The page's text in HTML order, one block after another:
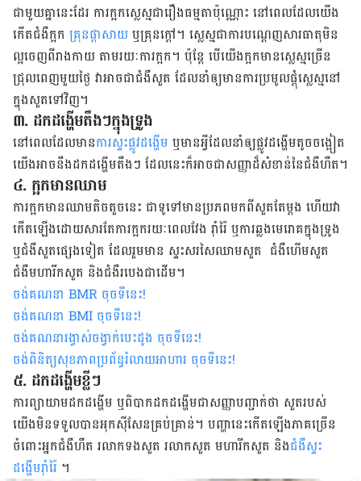
ជាមួយ​គ្នា​នេះ​ដែរ​ ការ​ក្អក​ស្លេស្ម​​ជា​រឿង​ធម្មតា​ប៉ុណ្ណោះ​ នៅ​ពេល​ដែល​យើង​
កើត​ជំងឺ​ក្អក​ គ្រុន​ផ្ដាសាយ​ ឬ​គ្រុន​ក្ដៅ​។ ស្លេស្ម​ជា​​ការ​បណ្ដេញ​សារធាតុ​មិន​
ល្អ​ចេញ​ពី​រាងកាយ​ ​តាម​រយៈ​ការ​ក្អក។​ ប៉ុន្តែ បើ​យើង​ក្អក​មាន​ស្លេស្ម​ច្រើន​
ជ្រុល​​ពេញ​មួយ​ថ្ងៃ វា​អាច​ជា​​ជំងឺ​សួត ដែល​នាំ​ឲ្យ​មាន​ការ​ប្រមូលផ្ដុំ​ស្លេស្ម​នៅ​
ក្នុង​សួត​​ទៅ​វិញ​។
៣. ដកដង្ហើម​តឹង​ៗ​ក្នុង​ទ្រូង​
នៅ​ពេល​ដែល​មាន​ការ​ស្ទះ​ផ្លូវ​ដង្ហើម​ ឬ​មាន​អ្វី​ដែល​នាំ​ឲ្យ​ផ្លូវ​ដង្ហើម​តូច​ចង្អៀត​
យើង​អាច​នឹង​ដកដង្ហើម​តឹង​ៗ ដែល​នេះ​ក៏​អាច​ជា​សញ្ញា​ដ៏​​​សំខាន់​នៃ​ជំងឺ​ហឺត​។
៤. ក្អក​មាន​ឈាម
ការ​ក្អក​មាន​ឈាម​តិចតួច​នេះ ជា​ទូទៅ​មាន​ប្រភព​មក​ពី​សួត​តែ​ម្ដង ហើយ​វា​
កើត​ឡើង​ដោយ​សារ​តែ​ការ​ក្អក​​រយៈពេល​វែង រ៉ាំរ៉ៃ ឬ​ការ​ឆ្លង​មេរោគ​​ក្នុង​ទ្រូង
ឬ​ជំងឺ​សួត​ផ្សេង​ទៀត ដែល​រួម​មាន​ ស្ទះ​សរសៃ​ឈាម​សួត ជំងឺ​ហើម​សួត
ជំងឺ​មហារីក​សួត និង​ជំងឺ​របេង​ជា​ដើម​។
ចង់គណនា BMR ចុចទីនេះ!
ចង់គណនា BMI ចុចទីនេះ!
ចង់គណនារង្វាស់ចង្វាក់បេះដូង ចុចទីនេះ!
ចង់ពិនិត្យសុខភាពប្រព័ន្ធរំលាយអាហារ ចុចទីនេះ!
៥. ដកដង្ហើម​ខ្លី​ៗ​
ការ​ព្យាយាម​ដកដង្ហើម​ ឬ​​ពិបាក​ដកដង្ហើម​​ជា​សញ្ញា​​បញ្ជាក់​ថា​ សួត​របស់​
យើង​មិន​ទទួល​បាន​អុកស៊ីសែន​គ្រប់គ្រាន់​។ បញ្ហា​នេះ​កើត​ឡើង​ភាគ​ច្រើន​
ចំពោះ​អ្នក​ជំងឺ​ហឺត រលាក​ទង​សួត រលាក​​សួត មហារីក​សួត និង​ជំងឺ​ស្ទះ​
ដង្ហើម​រ៉ាំរ៉ៃ ។